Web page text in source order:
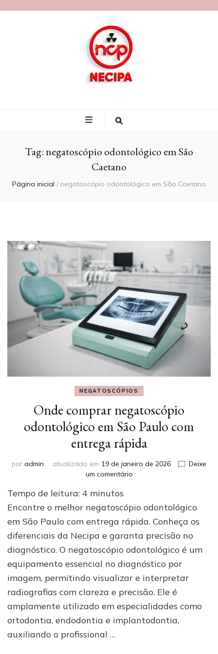
Blog Necipa
Tag:negatoscópio odontológico em São
Caetano
Página inicial / negatoscópio odontológico em São Caetano
NEGATOSCÓPIOS
Onde comprar negatoscópio
odontológico em São Paulo com
entrega rápida
por admin atualizado em 19 de janeiro de 2026
Deixe
um comentárioem
negatoscópio
em
São
Paulo
com
entrega
rápida
Tempo de leitura: 4 minutos
Encontre o melhor negatoscópio odontológico
em São Paulo com entrega rápida. Conheça os
diferenciais da Necipa e garanta precisão no
diagnóstico. O negatoscópio odontológico é um
equipamento essencial no diagnóstico por
imagem, permitindo visualizar e interpretar
radiografias com clareza e precisão. Ele é
amplamente utilizado em especialidades como
ortodontia, endodontia e implantodontia,
auxiliando o profissional …